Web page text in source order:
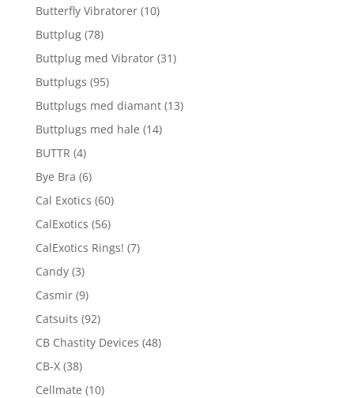
Butterfly Vibratorer (10)
Buttplug (78)
Buttplug med Vibrator (31)
Buttplugs (95)
Buttplugs med diamant (13)
Buttplugs med hale (14)
BUTTR (4)
Bye Bra (6)
Cal Exotics (60)
CalExotics (56)
CalExotics Rings! (7)
Candy (3)
Casmir (9)
Catsuits (92)
CB Chastity Devices (48)
CB-X (38)
Cellmate (10)